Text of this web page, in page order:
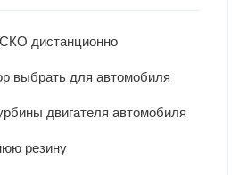
дистанционно
выбрать для автомобиля
двигателя автомобиля
резину